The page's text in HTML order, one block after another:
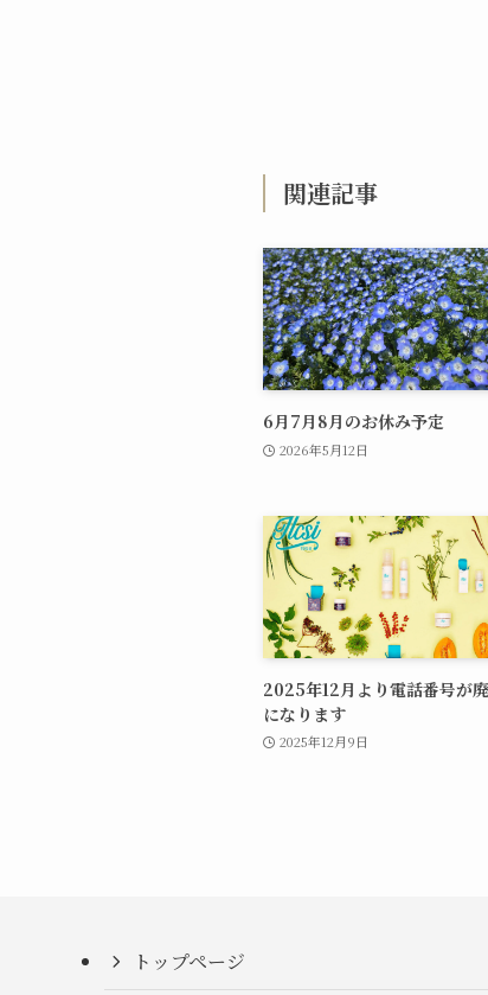
関連記事
6月7月8月のお休み予定
2026年5月12日
2025年12月より電話番号が
になります
2025年12月9日
トップページ